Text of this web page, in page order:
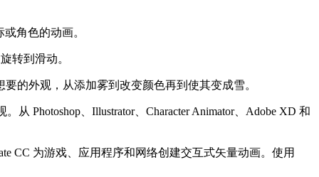
角色的动画。
转到滑动。
的外观，从添加雾到改变颜色再到使其变成雪。
从 Photoshop、Illustrator、Character Animator、Adobe XD 和
CC 为游戏、应用程序和网络创建交互式矢量动画。使用